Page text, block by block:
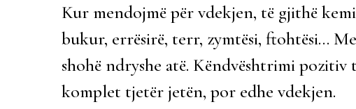
Kur mendojmë për vdekjen, të gjithë
bukur, errësirë, terr, zymtësi, ftohtësi…
shohë ndryshe atë. Këndvështrimi pozitiv
komplet tjetër jetën, por edhe vdekjen.